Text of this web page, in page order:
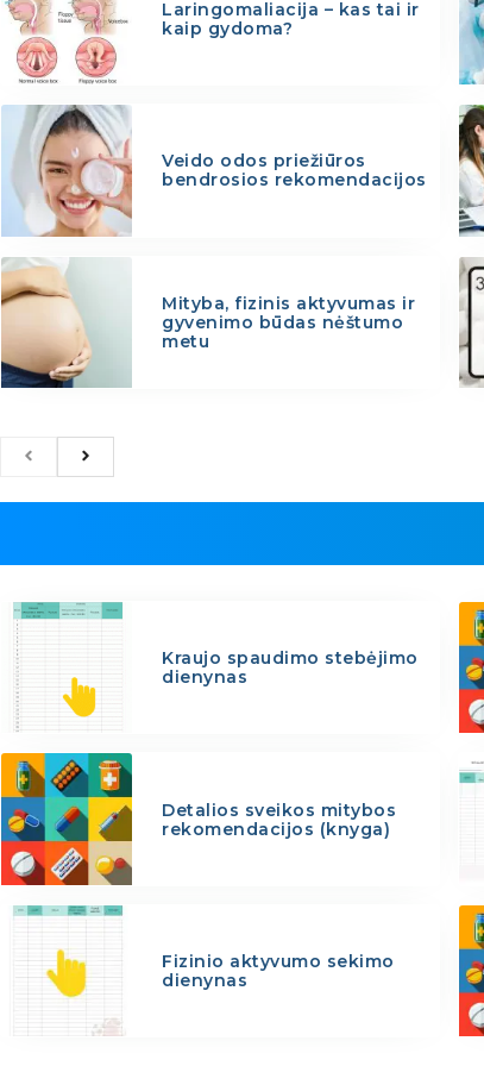
Laringomaliacija – kas tai ir
kaip gydoma?
Veido odos priežiūros
bendrosios rekomendacijos
Mityba, fizinis aktyvumas ir
gyvenimo būdas nėštumo
metu
Kraujo spaudimo stebėjimo
dienynas
Detalios sveikos mitybos
rekomendacijos (knyga)
Fizinio aktyvumo sekimo
dienynas